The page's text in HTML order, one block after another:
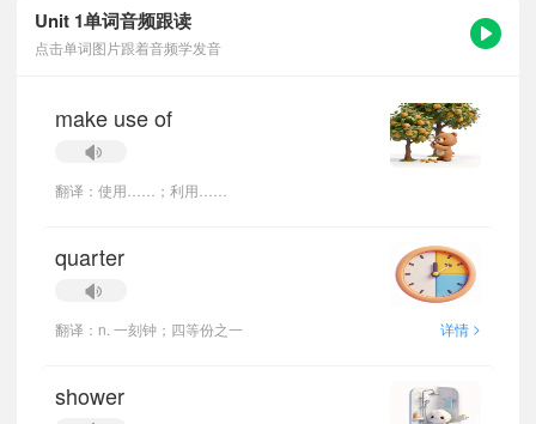
Unit 1单词音频跟读
点击单词图片跟着音频学发音
make use of
翻译：使用……；利用……
quarter
翻译：n. 一刻钟；四等份之一 详情 >
shower